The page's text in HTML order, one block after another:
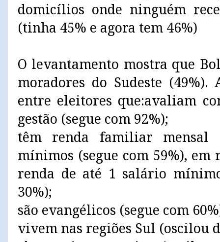
domicílios onde ninguém
(tinha 45% e agora tem 46%)
O levantamento mostra que
moradores do Sudeste
entre eleitores que:avaliam
gestão (segue com 92%);
têm renda familiar mensal
mínimos (segue com 59%), em
renda de até 1 salário
30%);
são evangélicos (segue com
vivem nas regiões Sul (oscilou